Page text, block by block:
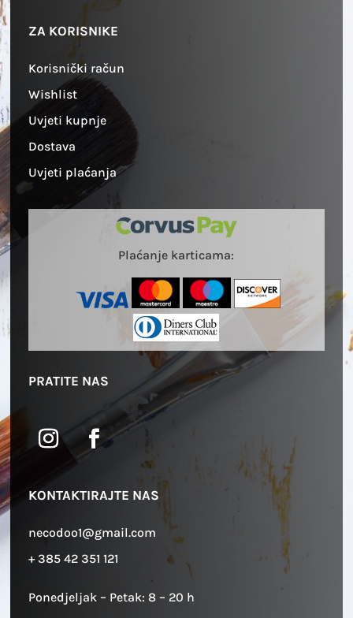
ZA KORISNIKE
Korisnički račun
Wishlist
Uvjeti kupnje
Dostava
Uvjeti plaćanja
Plaćanje karticama:
PRATITE NAS
KONTAKTIRAJTE NAS
necodoo1@gmail.com
+ 385 42 351 121
Ponedjeljak – Petak: 8 – 20 h